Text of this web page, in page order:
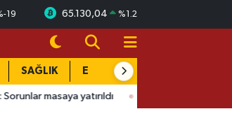
-19 65.130,04 %1.2
SAĞLIK EĞİTİM
yatırıldı 15:41 Ağustos Fuarı'nda